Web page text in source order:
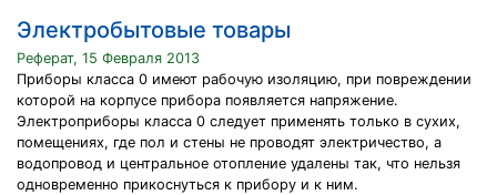
Электробытовые товары
Реферат, 15 Февраля 2013
Приборы класса 0 имеют рабочую изоляцию, при повреждении
которой на корпусе прибора появляется напряжение.
Электроприборы класса 0 следует применять только в сухих,
помещениях, где пол и стены не проводят электричество, а
водопровод и центральное отопление удалены так, что нельзя
одновременно прикоснуться к прибору и к ним.